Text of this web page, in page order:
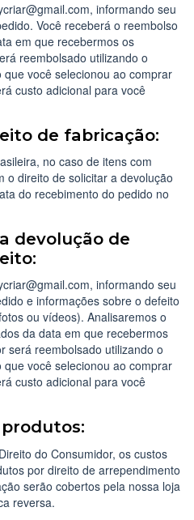
, informando seu
Você receberá o reembolso
em que recebermos os
reembolsado utilizando o
você selecionou ao comprar
custo adicional para você
de fabricação:
no caso de itens com
o direito de solicitar a devolução
do recebimento do pedido no
devolução de
, informando seu
e informações sobre o defeito
ou vídeos). Analisaremos o
da data em que recebermos
será reembolsado utilizando o
você selecionou ao comprar
custo adicional para você
do Consumidor, os custos
por direito de arrependimento
serão cobertos pela nossa loja
reversa.